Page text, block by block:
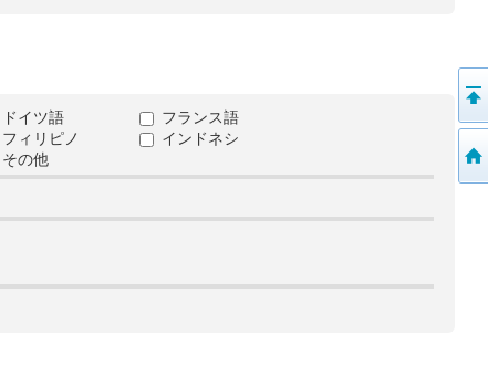
ドイツ語
フランス語
フィリピノ
インドネシ
その他